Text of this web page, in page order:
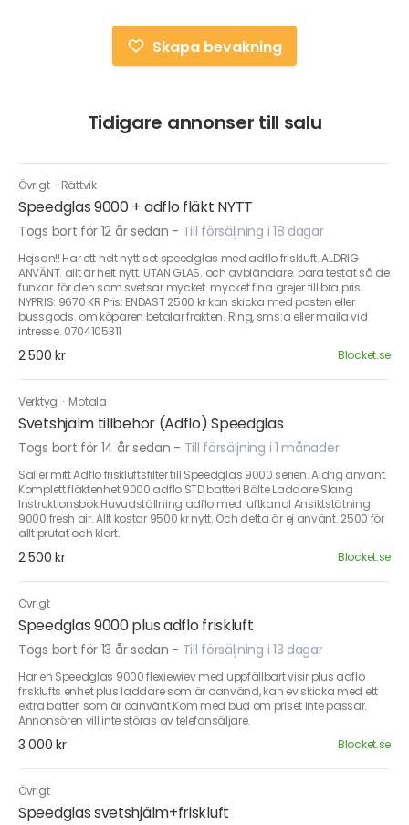
Skapa bevakning
Tidigare annonser till salu
Övrigt · Rättvik
Speedglas 9000 + adflo fläkt NYTT
Togs bort för 12 år sedan - Till försäljning i 18 dagar
Hejsan!! Har ett helt nytt set speedglas med adflo friskluft. ALDRIG
ANVÄNT. allt är helt nytt. UTAN GLAS. och avbländare. bara testat så de
funkar. för den som svetsar mycket. mycket fina grejer till bra pris.
NYPRIS: 9670 KR Pris: ENDAST 2500 kr kan skicka med posten eller
bussgods. om köparen betalar frakten. Ring, sms:a eller maila vid
intresse. 0704105311
2 500 kr Blocket.se
Verktyg · Motala
Svetshjälm tillbehör (Adflo) Speedglas
Togs bort för 14 år sedan - Till försäljning i 1 månader
Säljer mitt Adflo friskluftsfilter till Speedglas 9000 serien. Aldrig använt.
Komplett fläktenhet 9000 adflo STD batteri Bälte Laddare Slang
Instruktionsbok Huvudställning adflo med luftkanal Ansiktstätning
9000 fresh air. Allt kostar 9500 kr nytt. Och detta är ej använt. 2500 för
allt prutat och klart.
2 500 kr Blocket.se
Övrigt
Speedglas 9000 plus adflo friskluft
Togs bort för 13 år sedan - Till försäljning i 13 dagar
Har en Speedglas 9000 flexiewiev med uppfällbart visir plus adflo
frisklufts enhet plus laddare som är oanvänd, kan ev skicka med ett
extra batteri som är oanvänt.Kom med bud om priset inte passar.
Annonsören vill inte störas av telefonsäljare.
3 000 kr Blocket.se
Övrigt
Speedglas svetshjälm+friskluft